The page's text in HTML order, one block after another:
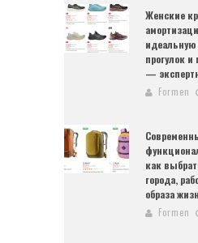
Женские
идеальную
прогулок
—
Formen
как
города,
образа
Formen